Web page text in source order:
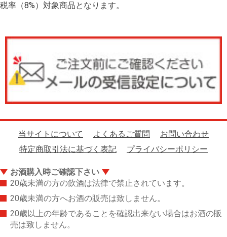
税率（8%）対象商品となります。
当サイトについて よくあるご質問
お問い合わせ
特定商取引法に基づく表記
プライバシーポリシー
お酒購入時ご確認下さい
20歳未満の方の飲酒は法律で禁止されています。
20歳未満の方へお酒の販売は致しません。
20歳以上の年齢であることを確認出来ない場合はお酒の販
売は致しません。